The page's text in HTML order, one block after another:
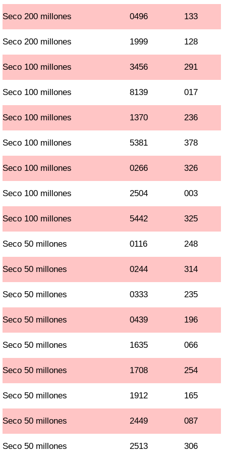
Seco 200 millones 0496 133
Seco 200 millones 1999 128
Seco 100 millones 3456 291
Seco 100 millones 8139 017
Seco 100 millones 1370 236
Seco 100 millones 5381 378
Seco 100 millones 0266 326
Seco 100 millones 2504 003
Seco 100 millones 5442 325
Seco 50 millones 0116 248
Seco 50 millones 0244 314
Seco 50 millones 0333 235
Seco 50 millones 0439 196
Seco 50 millones 1635 066
Seco 50 millones 1708 254
Seco 50 millones 1912 165
Seco 50 millones 2449 087
Seco 50 millones 2513 306